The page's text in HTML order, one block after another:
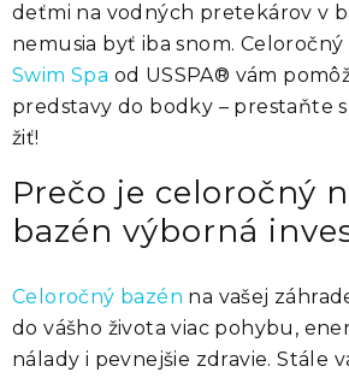
deťmi na vodných pretekárov v
nemusia byť iba snom.
Swim Spa od USSPA® vám
predstavy do bodky – prestaňte
žiť!
Prečo je celoročný
bazén výborná
Celoročný bazén na vašej
do vášho života viac pohybu,
nálady i pevnejšie zdravie. Stále